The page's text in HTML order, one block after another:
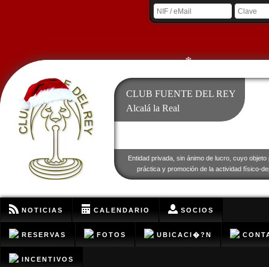
CLUB FUENTE DEL REY
Alcalá la Real
Entidad privada, sin ánimo de lucro, cuyo objeto
práctica y promoción de la actividad físico-
NOTICIAS CALENDARIO SOCIOS
RESERVAS FOTOS UBICACI�?N
INCENTIVOS
❄
❄
❄